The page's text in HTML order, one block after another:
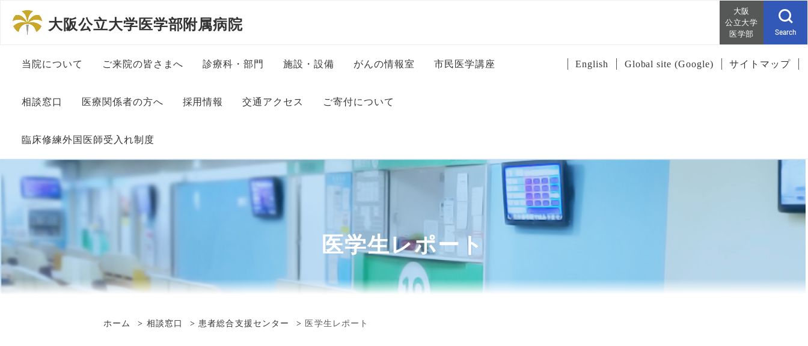
大阪公立大学医学部附属病院
大阪
公立大学
医学部
Search
当院について
病院長挨拶
沿革
組織図
施設基準関連掲示
大学病院改革プラン
ご来院の皆さまへ
患者さんの権利と責務につ
一般的な診療に伴う包括同
意について
ペイシェントハラスメント
初診の方へ
再診の方へ
診療科・部門
内科系診療科
その他診療科
中央部門
施設・設備
病室のご案内
フロアマップ
がんの情報室 市民医学講座
相談窓口
相談窓口について
患者総合支援センター
入・退院支援 在宅療養支
がん情報
セカンドオピニオン
医療関係者の方へ
地域医療連絡室
診察予約申込書
医療連携登録医制度
医療連携登録医一覧
講演会・研修会 情報
ーク 診療記録の閲覧
採用情報
看護師・助産師・保健師
メディカルスタッフ
交通アクセス ご寄付について
臨床修練外国医師受入れ制度
外国人医師臨床修練制度に
ついて
大阪公立大学医学部附属病
院の特色
English Global site (Google) サイトマップ
医学生レポート
ホーム 相談窓口 患者総合支援センター 医学生レポート